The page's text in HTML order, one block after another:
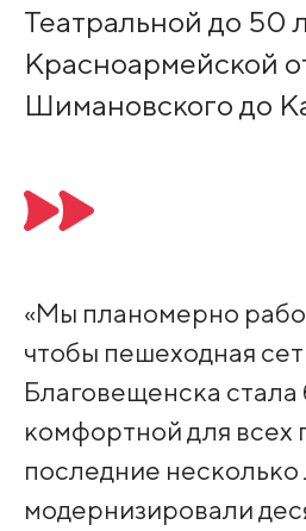
Театральной до 50
Красноармейской
Шимановского до
«Мы планомерно
чтобы пешеходная
Благовещенска стала
комфортной для всех
последние
модернизировали